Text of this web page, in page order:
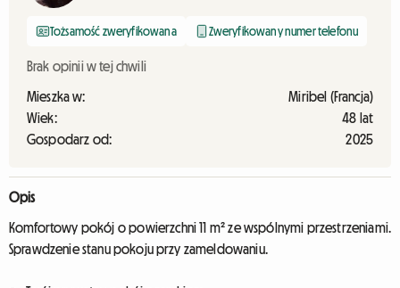
Tożsamość zweryfikowana Zweryfikowany numer telefonu
Brak opinii w tej chwili
Mieszka w:
Miribel (Francja)
Wiek:
48 lat
Gospodarz od:
2025
Opis
Komfortowy pokój o powierzchni 11 m² ze wspólnymi przestrzeniami.
Sprawdzenie stanu pokoju przy zameldowaniu.